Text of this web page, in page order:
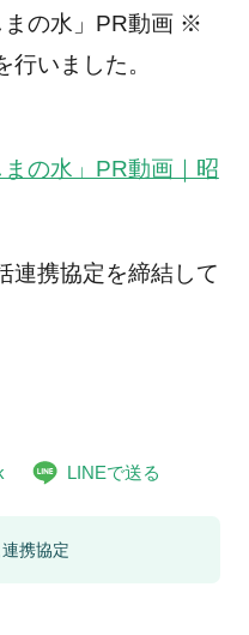
まの水」PR動画 ※
いました。
の水」PR動画｜昭
連携協定を締結して
LINEで送る
連携協定